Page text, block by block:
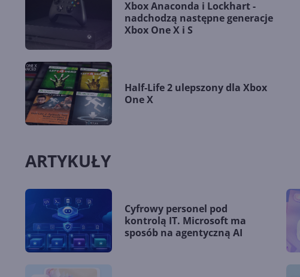
Xbox Anaconda i Lockhart -
nadchodzą następne generacje
Xbox One X i S
Half-Life 2 ulepszony dla Xbox
One X
ARTYKUŁY
Cyfrowy personel pod
kontrolą IT. Microsoft ma
sposób na agentyczną AI